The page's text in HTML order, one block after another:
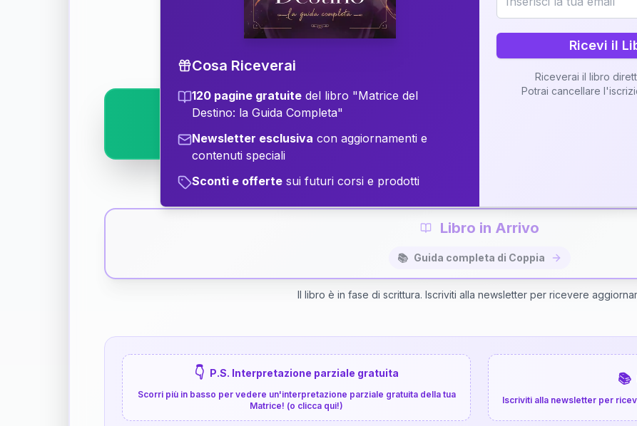
Scopri il significato della vostra Matrice di Coppia attraverso una
✨ Interpretazione personalizzata
⚡
Libro in Arrivo
📚 Guida completa di Coppia
Il libro è in fase di scrittura. Iscriviti alla newsletter per ricevere
👇 P.S. Interpretazione parziale gratuita
Scorri più in basso per vedere un'interpretazione parziale gratuita della tua
Matrice! (o clicca qui!)
📚
Iscriviti alla newsletter per
Cosa Riceverai
120 pagine gratuite del libro "Matrice del
Destino: la Guida Completa"
Newsletter esclusiva con aggiornamenti e
contenuti speciali
Sconti e offerte sui futuri corsi e prodotti
Ricevi il
Riceverai il libro
Potrai cancellare